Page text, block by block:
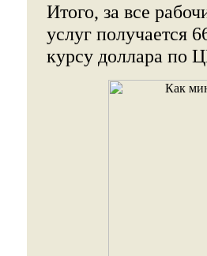
Итого, за все
услуг получается
курсу доллара по